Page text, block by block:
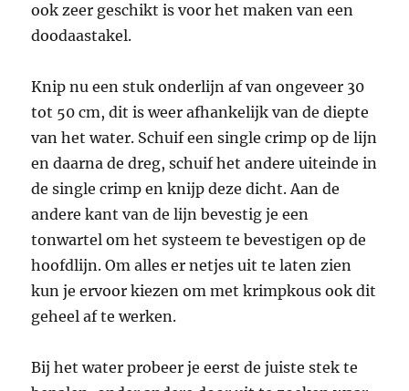
ook zeer geschikt is voor het maken van een
doodaastakel.
Knip nu een stuk onderlijn af van ongeveer 30
tot 50 cm, dit is weer afhankelijk van de diepte
van het water. Schuif een single crimp op de lijn
en daarna de dreg, schuif het andere uiteinde in
de single crimp en knijp deze dicht. Aan de
andere kant van de lijn bevestig je een
tonwartel om het systeem te bevestigen op de
hoofdlijn. Om alles er netjes uit te laten zien
kun je ervoor kiezen om met krimpkous ook dit
geheel af te werken.
Bij het water probeer je eerst de juiste stek te